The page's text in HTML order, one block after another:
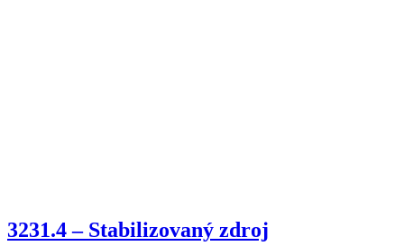
3231.4 – Stabilizovaný zdroj